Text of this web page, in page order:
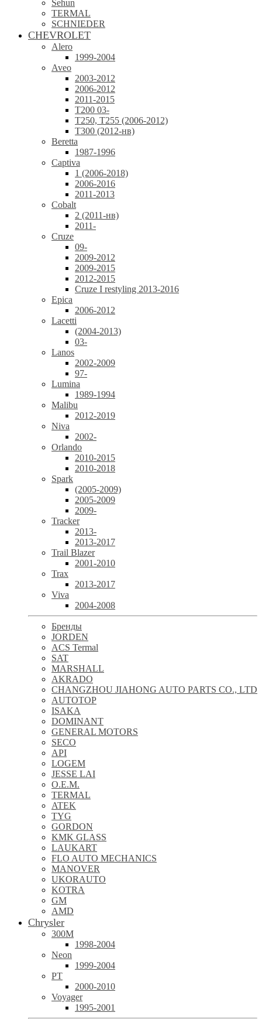
Sehun
TERMAL
SCHNIEDER
CHEVROLET
Alero
1999-2004
Aveo
2003-2012
2006-2012
2011-2015
T200 03-
T250, T255 (2006-2012)
T300 (2012-нв)
Beretta
1987-1996
Captiva
1 (2006-2018)
2006-2016
2011-2013
Cobalt
2 (2011-нв)
2011-
Cruze
09-
2009-2012
2009-2015
2012-2015
Cruze I restyling 2013-2016
Epica
2006-2012
Lacetti
(2004-2013)
03-
Lanos
2002-2009
97-
Lumina
1989-1994
Malibu
2012-2019
Niva
2002-
Orlando
2010-2015
2010-2018
Spark
(2005-2009)
2005-2009
2009-
Tracker
2013-
2013-2017
Trail Blazer
2001-2010
Trax
2013-2017
Viva
2004-2008
Бренды
JORDEN
ACS Termal
SAT
MARSHALL
AKRADO
CHANGZHOU JIAHONG AUTO PARTS CO., LTD
AUTOTOP
ISAKA
DOMINANT
GENERAL MOTORS
SECO
API
LOGEM
JESSE LAI
O.E.M.
TERMAL
ATEK
TYG
GORDON
KMK GLASS
LAUKART
FLO AUTO MECHANICS
MANOVER
UKORAUTO
KOTRA
GM
AMD
Chrysler
300M
1998-2004
Neon
1999-2004
PT
2000-2010
Voyager
1995-2001